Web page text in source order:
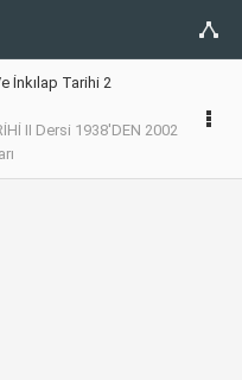
İnkılap Tarihi 2
II Dersi 1938'DEN 2002